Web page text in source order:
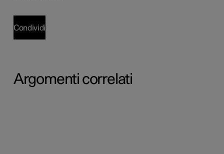
Condividi
Argomenti correlati